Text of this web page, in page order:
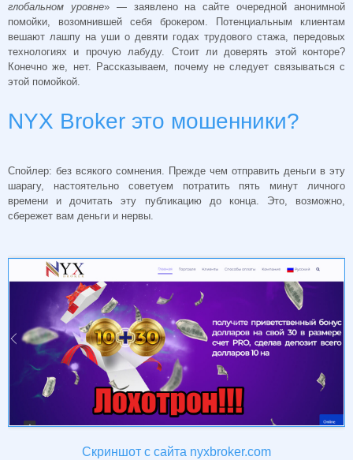
глобальном уровне» — заявлено на сайте очередной анонимной
помойки, возомнившей себя брокером. Потенциальным клиентам
вешают лашпу на уши о девяти годах трудового стажа, передовых
технологиях и прочую лабуду. Стоит ли доверять этой конторе?
Конечно же, нет. Рассказываем, почему не следует связываться с
этой помойкой.
NYX Broker это мошенники?
Спойлер: без всякого сомнения. Прежде чем отправить деньги в эту
шарагу, настоятельно советуем потратить пять минут личного
времени и дочитать эту публикацию до конца. Это, возможно,
сбережет вам деньги и нервы.
Скриншот с сайта nyxbroker.com